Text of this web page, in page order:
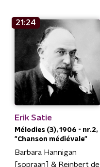
21:24
Erik Satie
Mélodies (3), 1906 - nr.2,
"Chanson médiévale"
Barbara Hannigan
[sopraan] & Reinbert de